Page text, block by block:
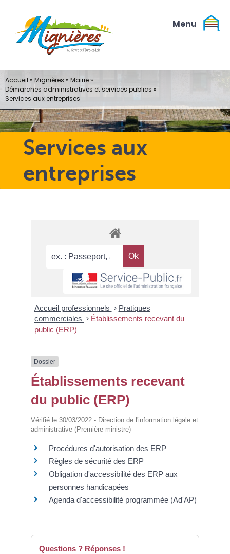
contenu
Services aux
entreprises
Accueil » Mignières » Mairie»
Démarches administratives et services publics »
Services aux entreprises
Accueil professionnels > Pratiques
commerciales > Établissements recevant du
public (ERP)
Dossier
Établissements recevant
du public (ERP)
Vérifié le 30/03/2022 - Direction de l'information légale et
administrative (Première ministre)
Procédures d'autorisation des ERP
Règles de sécurité des ERP
Obligation d'accessibilité des ERP aux
personnes handicapées
Agenda d'accessibilité programmée (Ad'AP)
Questions ? Réponses !